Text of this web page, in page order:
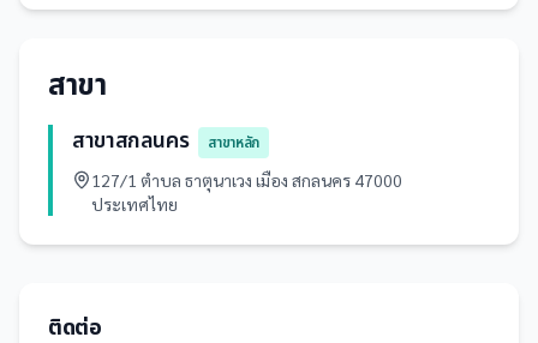
สาขา
สาขาสกลนคร
สาขาหลัก
127/1 ตำบล ธาตุนาเวง เมือง สกลนคร 47000
ประเทศไทย
ติดต่อ